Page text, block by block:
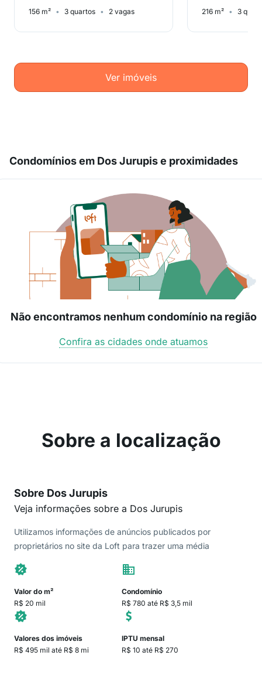
156 m²
3 quartos 2 vagas
216 m²
3
Ver imóveis
Condomínios em Dos Jurupis e proximidades
Não encontramos nenhum condomínio na região
Confira as cidades onde atuamos
Sobre a localização
Sobre Dos Jurupis
Veja informações sobre a Dos Jurupis
Utilizamos informações de anúncios publicados por
proprietários no site da Loft para trazer uma média
Valor do m²
R$ 20 mil
Condomínio
R$ 780 até R$ 3,5 mil
Valores dos imóveis
R$ 495 mil até R$ 8 mi
IPTU mensal
R$ 10 até R$ 270